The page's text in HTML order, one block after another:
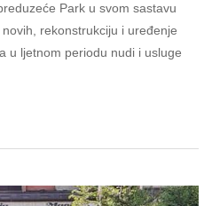
Park u svom sastavu
rekonstrukciju i uređenje
u ljetnom periodu nudi i usluge